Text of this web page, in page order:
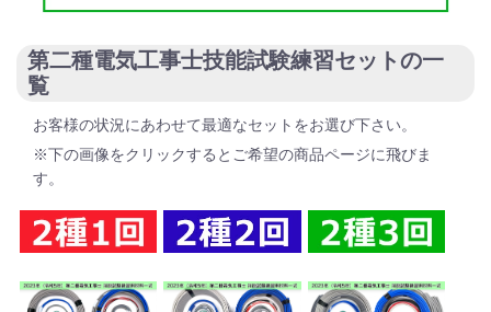
第二種電気工事士技能試験練習セットの一
覧
お客様の状況にあわせて最適なセットをお選び下さい。
※下の画像をクリックするとご希望の商品ページに飛びま
す。